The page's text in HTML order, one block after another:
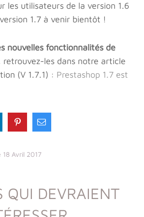
les utilisateurs de la version 1.6
1.7 à venir bientôt !
nouvelles fonctionnalités de
retrouvez-les dans notre article
(V 1.7.1) : Prestashop 1.7 est
Avril 2017
QUI DEVRAIENT